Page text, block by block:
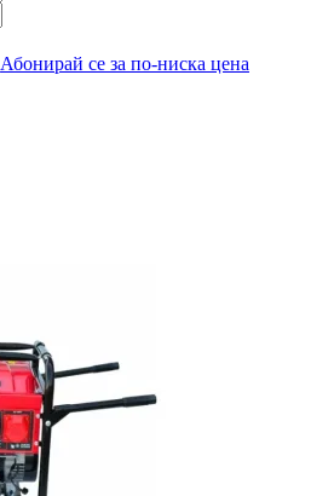
Абонирай се за по-ниска цена